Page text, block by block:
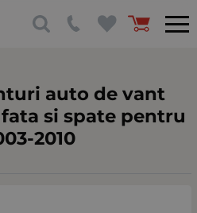
auto de vant
si spate pentru
2010